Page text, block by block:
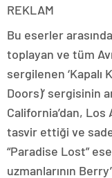
REKLAM
Bu eserler
toplayan ve tüm
sergilenen ‘Kapalı
Doors)’ sergisinin
California’dan, Los
tasvir ettiği ve
“Paradise Lost”
uzmanlarının